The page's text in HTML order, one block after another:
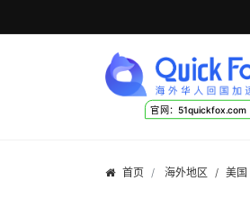
官网：51quickfox.com
首页 海外地区 / 美国